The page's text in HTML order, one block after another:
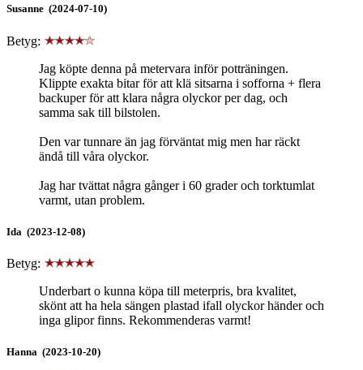
Susanne (2024-07-10)
Betyg:
Jag köpte denna på metervara inför potträningen.
Klippte exakta bitar för att klä sitsarna i sofforna + flera
backuper för att klara några olyckor per dag, och
samma sak till bilstolen.
Den var tunnare än jag förväntat mig men har räckt
ändå till våra olyckor.
Jag har tvättat några gånger i 60 grader och torktumlat
varmt, utan problem.
Ida (2023-12-08)
Betyg:
Underbart o kunna köpa till meterpris, bra kvalitet,
skönt att ha hela sängen plastad ifall olyckor händer och
inga glipor finns. Rekommenderas varmt!
Hanna (2023-10-20)